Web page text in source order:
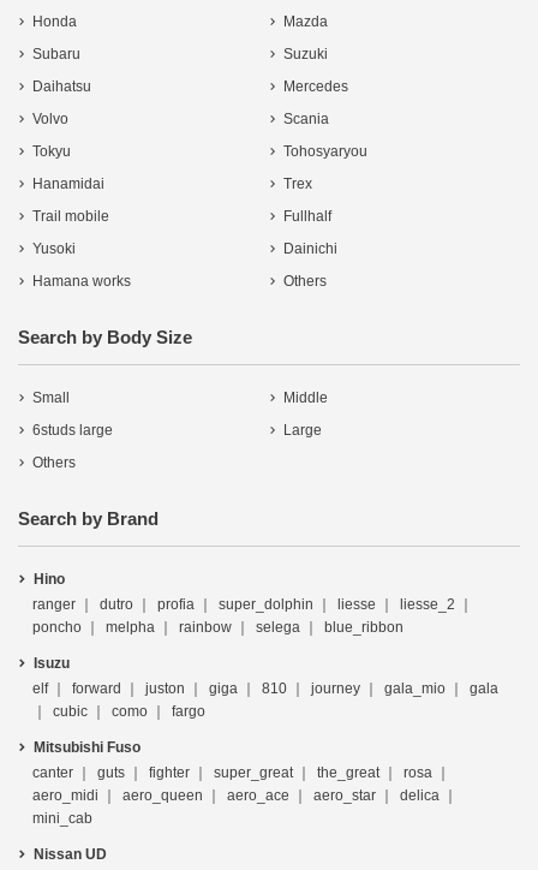
Honda
Mazda
Subaru
Suzuki
Daihatsu
Mercedes
Volvo
Scania
Tokyu
Tohosyaryou
Hanamidai
Trex
Trail mobile
Fullhalf
Yusoki
Dainichi
Hamana works
Others
Search by Body Size
Small
Middle
6studs large
Large
Others
Search by Brand
Hino
ranger
dutro profia super_dolphin liesse
liesse_2
poncho
melpha rainbow selega blue_ribbon
Isuzu
elf
forward juston giga 810 journey gala_mio
gala
cubic
como fargo
Mitsubishi Fuso
canter
guts fighter super_great the_great
rosa
aero_midi
aero_queen aero_ace aero_star
delica
mini_cab
Nissan UD